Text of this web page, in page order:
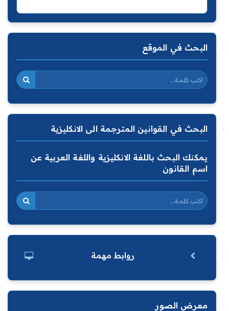
البحث في الموقع
البحث في القوانين المترجمة الى الانكليزية
يمكنك البحث باللغة الانكليزية واللغة العربية عن
اسم القانون
روابط مهمة
معرض الصور